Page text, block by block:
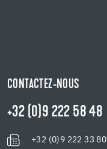
CONTACTEZ-NOUS
+32 (0)9 222 58 48
+32 (0)9 222 33 80